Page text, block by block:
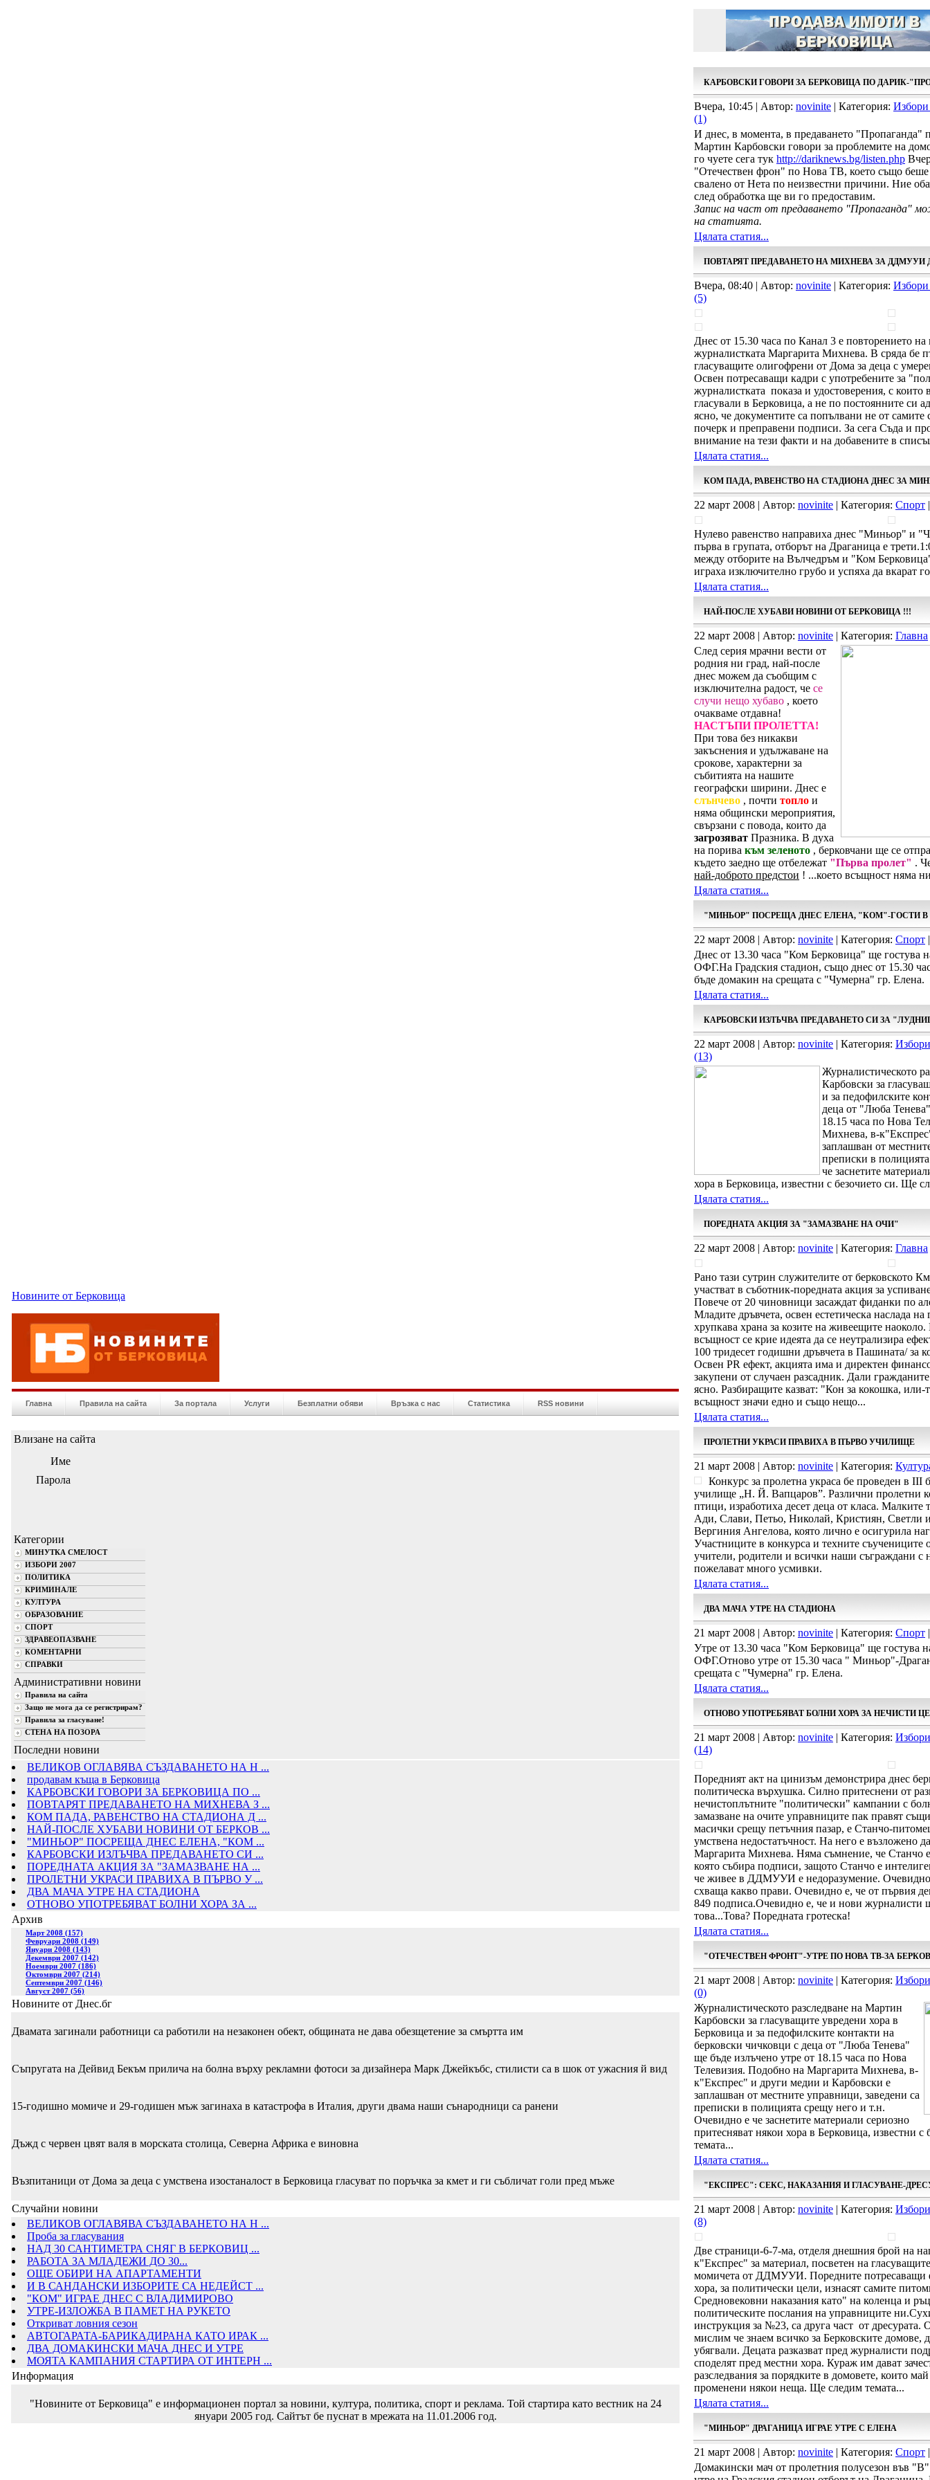
Новините от Берковица
Главна Правила на сайта За портала Услуги Безплатни обяви Връзка с нас Статистика RSS новини
Влизане на сайта
Име
Парола
Категории
МИНУТКА СМЕЛОСТ
ИЗБОРИ 2007
ПОЛИТИКА
КРИМИНАЛЕ
КУЛТУРА
ОБРАЗОВАНИЕ
СПОРТ
ЗДРАВЕОПАЗВАНЕ
КОМЕНТАРНИ
СПРАВКИ
Административни новини
Правила на сайта
Защо не мога да се регистрирам?
Правила за гласуване!
СТЕНА НА ПОЗОРА
Последни новини
ВЕЛИКОВ ОГЛАВЯВА СЪЗДАВАНЕТО НА Н ...
продавам къща в Берковица
КАРБОВСКИ ГОВОРИ ЗА БЕРКОВИЦА ПО ...
ПОВТАРЯТ ПРЕДАВАНЕТО НА МИХНЕВА З ...
КОМ ПАДА, РАВЕНСТВО НА СТАДИОНА Д ...
НАЙ-ПОСЛЕ ХУБАВИ НОВИНИ ОТ БЕРКОВ ...
"МИНЬОР" ПОСРЕЩА ДНЕС ЕЛЕНА, "КОМ ...
КАРБОВСКИ ИЗЛЪЧВА ПРЕДАВАНЕТО СИ ...
ПОРЕДНАТА АКЦИЯ ЗА "ЗАМАЗВАНЕ НА ...
ПРОЛЕТНИ УКРАСИ ПРАВИХА В ПЪРВО У ...
ДВА МАЧА УТРЕ НА СТАДИОНА
ОТНОВО УПОТРЕБЯВАТ БОЛНИ ХОРА ЗА ...
Архив
Март 2008 (157)
Февруари 2008 (149)
Януари 2008 (143)
Декември 2007 (142)
Ноември 2007 (186)
Октомври 2007 (214)
Септември 2007 (146)
Август 2007 (56)
Новините от Днес.бг
Двамата загинали работници са работили на незаконен обект, общината не дава обезщетение за смъртта им
Съпругата на Дейвид Бекъм прилича на болна върху рекламни фотоси за дизайнера Марк Джейкъбс, стилисти са в шок от ужасния й вид
15-годишно момиче и 29-годишен мъж загинаха в катастрофа в Италия, други двама наши сънародници са ранени
Дъжд с червен цвят валя в морската столица, Северна Африка е виновна
Възпитаници от Дома за деца с умствена изостаналост в Берковица гласуват по поръчка за кмет и ги събличат голи пред мъже
Случайни новини
ВЕЛИКОВ ОГЛАВЯВА СЪЗДАВАНЕТО НА Н ...
Проба за гласувания
НАД 30 САНТИМЕТРА СНЯГ В БЕРКОВИЦ ...
РАБОТА ЗА МЛАДЕЖИ ДО 30...
ОЩЕ ОБИРИ НА АПАРТАМЕНТИ
И В САНДАНСКИ ИЗБОРИТЕ СА НЕДЕЙСТ ...
"КОМ" ИГРАЕ ДНЕС С ВЛАДИМИРОВО
УТРЕ-ИЗЛОЖБА В ПАМЕТ НА РУКЕТО
Откриват ловния сезон
АВТОГАРАТА-БАРИКАДИРАНА КАТО ИРАК ...
ДВА ДОМАКИНСКИ МАЧА ДНЕС И УТРЕ
МОЯТА КАМПАНИЯ СТАРТИРА ОТ ИНТЕРН ...
Информация
"Новините от Берковица" е информационен портал за новини, култура, политика, спорт и реклама. Той стартира като вестник на 24
януари 2005 год. Сайтът бе пуснат в мрежата на 11.01.2006 год.
КАРБОВСКИ ГОВОРИ ЗА БЕРКОВИЦА ПО ДАРИК-
Вчера, 10:45 | Автор: novinite | Категория:
(1)
И днес, в момента, в предаването "Пропаганда"
Мартин Карбовски говори за проблемите на
го чуете сега тук http://dariknews.bg/listen.php
"Отечествен фрон" по Нова ТВ, което също беше
свалено от Нета по неизвестни причини. Ние
след обработка ще ви го предоставим.
Запис на част от предаването "Пропаганда"
на статията.
Цялата статия...
ПОВТАРЯТ ПРЕДАВАНЕТО НА МИХНЕВА ЗА ДДМУУИ
Вчера, 08:40 | Автор: novinite | Категория:
(5)
Днес от 15.30 часа по Канал 3 е повторението
журналистката Маргарита Михнева. В сряда бе
гласуващите олигофрени от Дома за деца с
Освен потресаващи кадри с употребените за
журналистката показа и удостоверения, с които
гласували в Берковица, а не по постоянните си
ясно, че документите са попълвани не от самите
почерк и преправени подписи. За сега Съда и
внимание на тези факти и на добавените в
Цялата статия...
КОМ ПАДА, РАВЕНСТВО НА СТАДИОНА ДНЕС ЗА
22 март 2008 | Автор: novinite | Категория: Спорт
Нулево равенство направиха днес "Миньор" и
първа в групата, отборът на Драганица е
между отборите на Вълчедръм и "Ком
играха изключително грубо и успяха да вкарат
Цялата статия...
НАЙ-ПОСЛЕ ХУБАВИ НОВИНИ ОТ БЕРКОВИЦА !!!
22 март 2008 | Автор: novinite | Категория: Главна
След серия мрачни вести от
родния ни град, най-после
днес можем да съобщим с
изключителна радост, че се
случи нещо хубаво , което
очакваме отдавна!
НАСТЪПИ ПРОЛЕТТА!
При това без никакви
закъснения и удължаване на
срокове, характерни за
събитията на нашите
географски ширини. Днес е
слънчево , почти топло и
няма общински мероприятия,
свързани с повода, които да
загрозяват Празника. В духа
на порива към зеленото , берковчани ще се
където заедно ще отбележат "Първа пролет" .
най-доброто предстои ! ...което всъщност няма
Цялата статия...
"МИНЬОР" ПОСРЕЩА ДНЕС ЕЛЕНА, "КОМ"-ГОСТИ
22 март 2008 | Автор: novinite | Категория: Спорт
Днес от 13.30 часа "Ком Берковица" ще гостува
ОФГ.На Градския стадион, също днес от 15.30
бъде домакин на срещата с "Чумерна" гр. Елена.
Цялата статия...
КАРБОВСКИ ИЗЛЪЧВА ПРЕДАВАНЕТО СИ ЗА
22 март 2008 | Автор: novinite | Категория:
(13)
Журналистическото
Карбовски за
и за педофилските
деца от "Люба
18.15 часа по Нова
Михнева, в-
заплашван от
преписки в
че заснетите
хора в Берковица, известни с безочието си. Ще
Цялата статия...
ПОРЕДНАТА АКЦИЯ ЗА "ЗАМАЗВАНЕ НА ОЧИ"
22 март 2008 | Автор: novinite | Категория: Главна
Рано тази сутрин служителите от берковското
участват в съботник-поредната акция за
Повече от 20 чиновници засаждат фиданки по
Младите дръвчета, освен естетическа наслада
хрупкава храна за козите на живеещите
всъщност се крие идеята да се неутрализира
100 тридесет годишни дръвчета в Пашината/ за
Освен PR ефект, акцията има и директен
закупени от случаен разсадник. Дали
ясно. Разбиращите казват: "Кон за кокошка, или-
всъщност значи едно и също нещо...
Цялата статия...
ПРОЛЕТНИ УКРАСИ ПРАВИХА В ПЪРВО УЧИЛИЩЕ
21 март 2008 | Автор: novinite | Категория:
Конкурс за пролетна украса бе проведен в
училище „Н. Й. Вапцаров”. Различни пролетни
птици, изработиха десет деца от класа.
Ади, Слави, Петьо, Николай, Кристиян, Светли
Вергиния Ангелова, която лично е осигурила
Участниците в конкурса и техните съучениците
учители, родители и всички наши съграждани с
пожелават много усмивки.
Цялата статия...
ДВА МАЧА УТРЕ НА СТАДИОНА
21 март 2008 | Автор: novinite | Категория: Спорт
Утре от 13.30 часа "Ком Берковица" ще гостува
ОФГ.Отново утре от 15.30 часа " Миньор"-
срещата с "Чумерна" гр. Елена.
Цялата статия...
ОТНОВО УПОТРЕБЯВАТ БОЛНИ ХОРА ЗА НЕЧИСТИ
21 март 2008 | Автор: novinite | Категория:
(14)
Поредният акт на цинизъм демонстрира днес
политическа върхушка. Силно притеснени от
нечистоплътните "политически" кампании с
замазване на очите управниците пак правят
масички срещу петъчния пазар, е Станчо-
умствена недостатъчност. На него е възложено
Маргарита Михнева. Няма съмнение, че Станчо
която събира подписи, защото Станчо е
че живее в ДДМУУИ е недоразумение. Очевидно
схваща какво прави. Очевидно е, че от първия
849 подписа.Очевидно е, че и нови журналисти
това...Това? Поредната гротеска!
Цялата статия...
"ОТЕЧЕСТВЕН ФРОНТ"-УТРЕ ПО НОВА ТВ-ЗА
21 март 2008 | Автор: novinite | Категория:
(0)
Журналистическото разследване на Мартин
Карбовски за гласуващите увредени хора в
Берковица и за педофилските контакти на
берковски чичковци с деца от "Люба Тенева"
ще бъде излъчено утре от 18.15 часа по Нова
Телевизия. Подобно на Маргарита Михнева, в-
к"Експрес" и други медии и Карбовски е
заплашван от местните управници, заведени са
преписки в полицията срещу него и т.н.
Очевидно е че заснетите материали сериозно
притесняват някои хора в Берковица, известни
темата...
Цялата статия...
"ЕКСПРЕС": СЕКС, НАКАЗАНИЯ И ГЛАСУВАНЕ-
21 март 2008 | Автор: novinite | Категория:
(8)
Две страници-6-7-ма, отделя днешния брой на
к"Експрес" за материал, посветен на
момичета от ДДМУУИ. Поредните потресаващи
хора, за политически цели, изнасят самите
Средновековни наказания като" на коленца и
политическите послания на управниците
инструкция за №23, са друга част от дресурата.
мислим че знаем всичко за Берковските домове,
убягвали. Децата разказват пред журналисти
споделят пред местни хора. Кураж им дават
разследвания за порядките в домовете, които
променени някои неща. Ще следим темата...
Цялата статия...
"МИНЬОР" ДРАГАНИЦА ИГРАЕ УТРЕ С ЕЛЕНА
21 март 2008 | Автор: novinite | Категория: Спорт
Домакински мач от пролетния полусезон във "В"